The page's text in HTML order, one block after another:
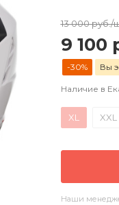
13 000руб./
9 100
-30% Вы
Наличие в
XL XXL
Наши